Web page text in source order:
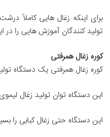
برای اینکه زغال هایی کاملاً
تولید کنندگان آموزش هایی را در
کوره زغال همرفتی
کوره زغال همرفتی یک دستگاه
این دستگاه توان تولید زغال
این دستگاه حتی زغال کبابی را